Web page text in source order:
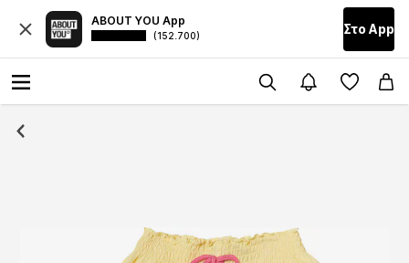
ABOUT YOU App
(152.700) Στο Αpp